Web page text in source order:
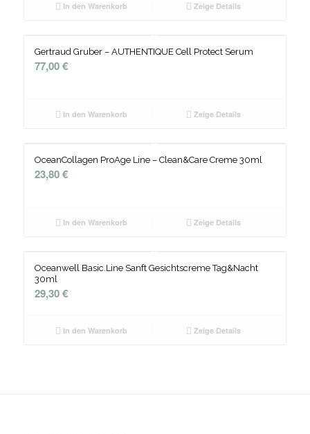
In den Warenkorb Zeige Details
Gertraud Gruber – AUTHENTIQUE Cell Protect Serum
77,00€
In den Warenkorb Zeige Details
OceanCollagen ProAge Line – Clean&Care Creme 30ml
23,80€
In den Warenkorb Zeige Details
Oceanwell Basic.Line Sanft Gesichtscreme Tag&Nacht
30ml
29,30€
In den Warenkorb Zeige Details